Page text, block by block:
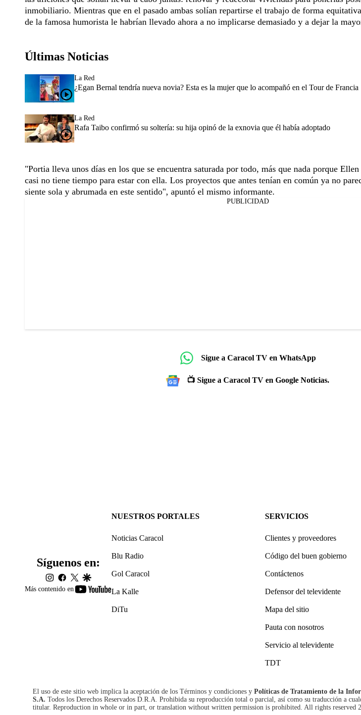
inmobiliario. Mientras que en el pasado ambas solían repartirse el trabajo de forma
de la famosa humorista le habrían llevado ahora a no implicarse demasiado y a dejar la
Últimas Noticias
La Red
¿Egan Bernal tendría nueva novia? Esta es la mujer que lo acompañó en el Tour de Francia
La Red
Rafa Taibo confirmó su soltería: su hija opinó de la exnovia que él había adoptado
"Portia lleva unos días en los que se encuentra saturada por todo, más que nada porque
casi no tiene tiempo para estar con ella. Los proyectos que antes tenían en común ya no
siente sola y abrumada en este sentido", apuntó el mismo informante.
PUBLICIDAD
Sigue a Caracol TV en WhatsApp
📺 Sigue a Caracol TV en Google Noticias.
Más contenido en
youtube-
Síguenos en:
instagram
facebook
twittergoogle
NUESTROS PORTALES
Noticias Caracol
Blu Radio
Gol Caracol
La Kalle
DiTu
SERVICIOS
Clientes y proveedores
Código del buen gobierno
Contáctenos
Defensor del televidente
Mapa del sitio
Pauta con nosotros
Servicio al televidente
TDT
El uso de este sitio web implica la aceptación de los Términos y condiciones y Políticas de Tratamiento de la
S.A. Todos los Derechos Reservados D.R.A. Prohibida su reproducción total o parcial, así como su traducción a
titular. Reproduction in whole or in part, or translation without written permission is prohibited. All rights reserved